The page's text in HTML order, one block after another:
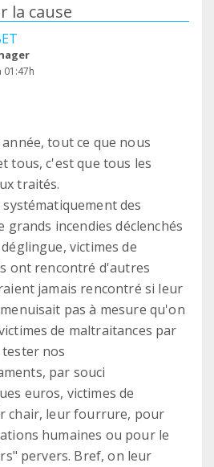
la cause
01:47h
tout ce que nous
tous, c'est que tous les
traités.
des
grands incendies déclenchés
victimes de
ont rencontré d'autres
jamais rencontré si leur
pas à mesure qu'on
de maltraitances par
nos
par souci
euros, victimes de
chair, leur fourrure, pour
humaines ou pour le
pervers. Bref, on leur